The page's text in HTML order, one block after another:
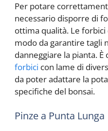
Per potare
necessario disporre di
ottima qualità. Le
modo da garantire tagli
danneggiare la pianta.
forbici con lame di
da poter adattare la
specifiche del bonsai.
Pinze a Punta Lunga